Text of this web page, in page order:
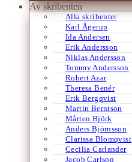
Av skribenten
Alla skribenter
Karl Ågerup
Ida Andersen
Erik Andersson
Niklas Andersson
Tommy Andersson
Robert Azar
Theresa Benér
Erik Bergqvist
Martin Berntson
Mårten Björk
Anders Björnsson
Clarissa Blomqvist
Cecilia Carlander
Jacob Carlson